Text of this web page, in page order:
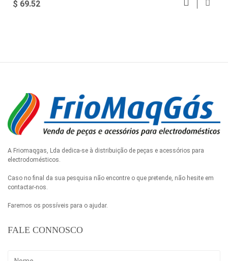
$ 69.52
A Friomaqgas, Lda dedica-se à distribuição de peças e acessórios para
electrodomésticos.
Caso no final da sua pesquisa não encontre o que pretende, não hesite em
contactar-nos.
Faremos os possíveis para o ajudar.
FALE CONNOSCO